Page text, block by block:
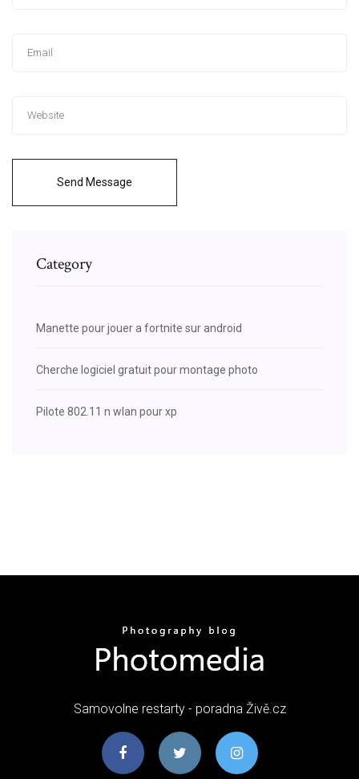
Send Message
Category
Manette pour jouer a fortnite sur android
Cherche logiciel gratuit pour montage photo
Pilote 802.11 n wlan pour xp
Samovolne restarty - poradna Živě.cz